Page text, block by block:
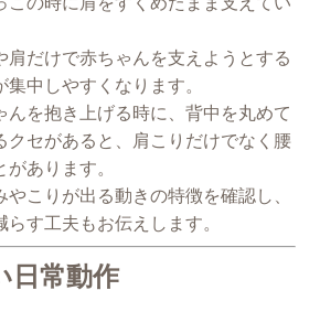
肩だけで赤ちゃんを支えようとする
中しやすくなります。
んを抱き上げる時に、背中を丸めて
クセがあると、肩こりだけでなく腰
あります。
こりが出る動きの特徴を確認し、
らす工夫もお伝えします。
日常動作